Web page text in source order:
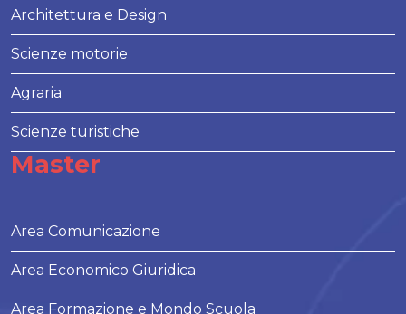
Architettura e Design
Scienze motorie
Agraria
Scienze turistiche
Master
Area Comunicazione
Area Economico Giuridica
Area Formazione e Mondo Scuola